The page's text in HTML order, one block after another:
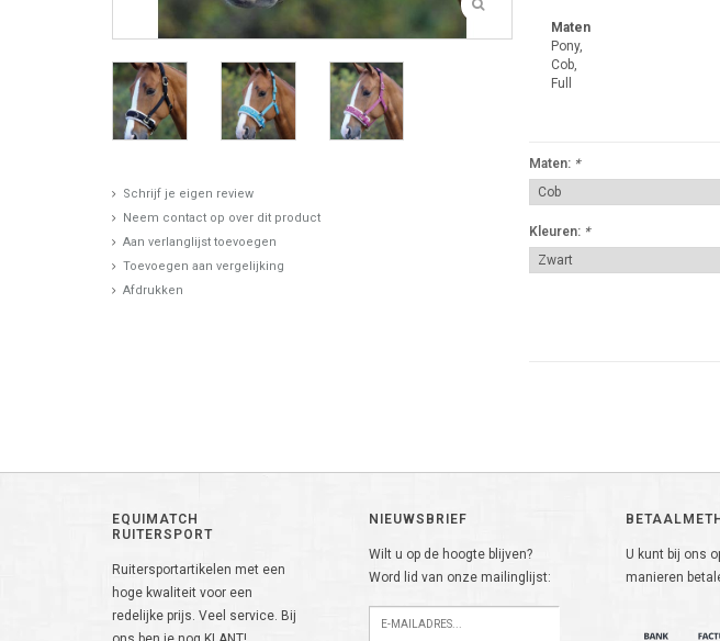
Schrijf je eigen review
Neem contact op over dit product
Aan verlanglijst toevoegen
Toevoegen aan vergelijking
Afdrukken
Maten
Pony,
Cob,
Full
Maten: *
Kleuren: *
EQUIMATCH
RUITERSPORT
Ruitersportartikelen met een
hoge kwaliteit voor een
redelijke prijs. Veel service. Bij
NIEUWSBRIEF
Wilt u op de hoogte blijven?
Word lid van onze mailinglijst:
U kunt bij ons
manieren